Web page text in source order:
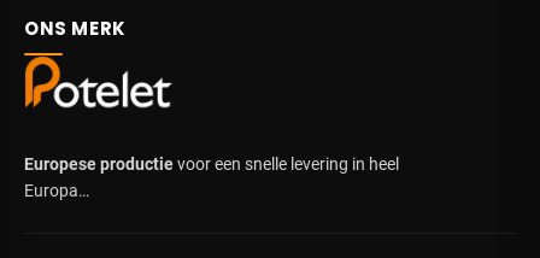
Plexiglas affichehouder - voor vrijstaande
signalisatie
De plexiglas affichehouder is de meest veelzijdige oplossing voor
formaat, hoes open aan de bovenkant.
ONS MERK
Europese productievoor een snelle levering in heel
Europa…